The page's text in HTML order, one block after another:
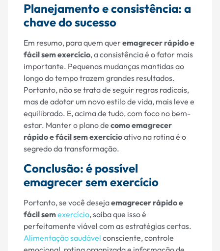
Planejamento e consistência: a
chave do sucesso
Em resumo, para quem queremagrecer rápido e
fácil sem exercício, a consistência é o fator mais
importante. Pequenas mudanças mantidas ao
longo do tempo trazem grandes resultados.
Portanto, não se trata de seguir regras radicais,
mas de adotar um novo estilo de vida, mais leve e
equilibrado. E, acima de tudo, com foco no bem-
estar. Manter o plano de como emagrecer
rápido e fácil sem exercícioativo na rotina é o
segredo da transformação.
Conclusão: é possível
emagrecer sem exercício
Portanto, se você desejaemagrecer rápido e
fácil semexercício, saiba que isso é
perfeitamente viável com as estratégias certas.
Alimentação saudável consciente, controle